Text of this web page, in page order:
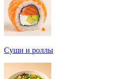
Суши и роллы